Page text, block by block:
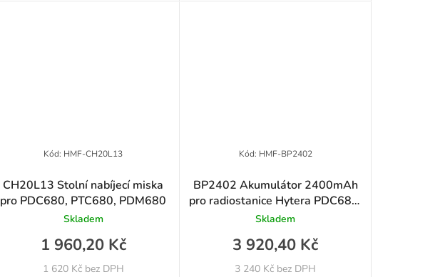
CH20L13 Stolní nabíjecí miska
pro PDC680, PTC680, PDM680
Skladem
1 620 Kč bez DPH
1 960,20 Kč
Kód: HMF-CH20L13
BP2402 Akumulátor 2400mAh
pro radiostanice Hytera PDC680,
PTC680
Skladem
3 240 Kč bez DPH
3 920,40 Kč
Kód: HMF-BP2402